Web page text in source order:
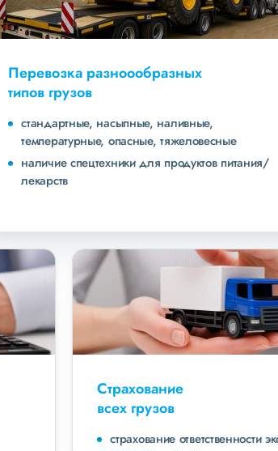
Перевозка разноообразных
типов грузов
стандартные, насыпные, наливные,
температурные, опасные, тяжеловесные
наличие спецтехники для продуктов питания/
лекарств
страхование ответственности экспедитора до 40